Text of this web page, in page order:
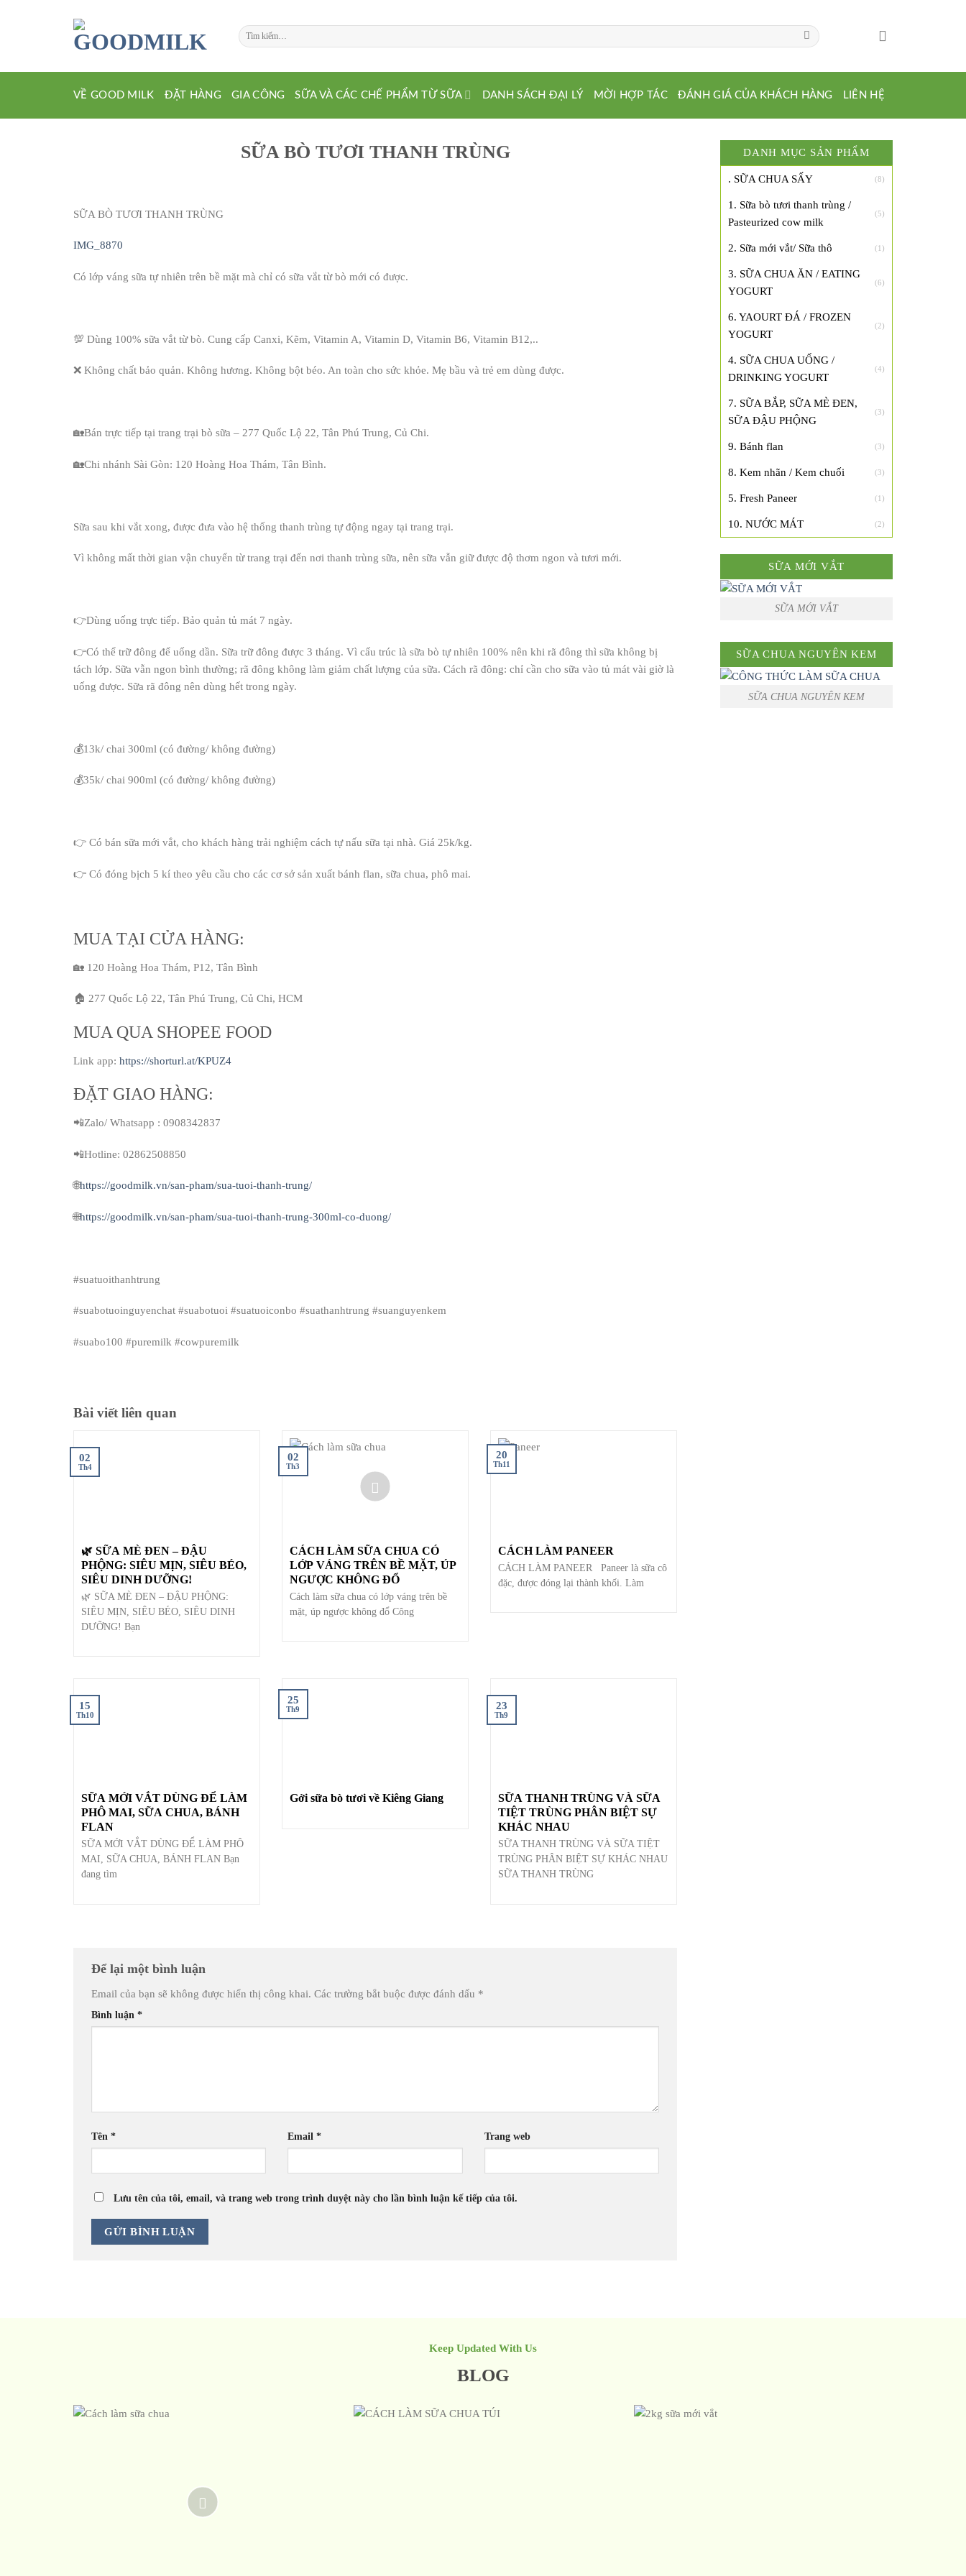
Tìm
kiếm:
VỀ GOOD MILK ĐẶT HÀNG GIA CÔNG SỮA VÀ CÁC CHẾ PHẨM TỪ SỮA DANH SÁCH ĐẠI LÝ MỜI HỢP TÁC ĐÁNH GIÁ CỦA KHÁCH HÀNG LIÊN HỆ
SỮA BÒ TƯƠI THANH TRÙNG
SỮA BÒ TƯƠI THANH TRÙNG
IMG_8870
Có lớp váng sữa tự nhiên trên bề mặt mà chỉ có sữa vắt từ bò mới có được.
💯 Dùng 100% sữa vắt từ bò. Cung cấp Canxi, Kẽm, Vitamin A, Vitamin D, Vitamin B6, Vitamin B12,..
❌ Không chất bảo quản. Không hương. Không bột béo. An toàn cho sức khỏe. Mẹ bầu và trẻ em dùng được.
🏡Bán trực tiếp tại trang trại bò sữa – 277 Quốc Lộ 22, Tân Phú Trung, Củ Chi.
🏡Chi nhánh Sài Gòn: 120 Hoàng Hoa Thám, Tân Bình.
Sữa sau khi vắt xong, được đưa vào hệ thống thanh trùng tự động ngay tại trang trại.
Vì không mất thời gian vận chuyển từ trang trại đến nơi thanh trùng sữa, nên sữa vẫn giữ được độ thơm ngon và tươi mới.
👉Dùng uống trực tiếp. Bảo quản tủ mát 7 ngày.
👉Có thể trữ đông để uống dần. Sữa trữ đông được 3 tháng. Vì cấu trúc là sữa bò tự nhiên 100% nên khi rã đông thì sữa không bị
tách lớp. Sữa vẫn ngon bình thường; rã đông không làm giảm chất lượng của sữa. Cách rã đông: chỉ cần cho sữa vào tủ mát vài giờ là
uống được. Sữa rã đông nên dùng hết trong ngày.
💰13k/ chai 300ml (có đường/ không đường)
💰35k/ chai 900ml (có đường/ không đường)
👉 Có bán sữa mới vắt, cho khách hàng trải nghiệm cách tự nấu sữa tại nhà. Giá 25k/kg.
👉 Có đóng bịch 5 kí theo yêu cầu cho các cơ sở sản xuất bánh flan, sữa chua, phô mai.
MUA TẠI CỬA HÀNG:
🏡 120 Hoàng Hoa Thám, P12, Tân Bình
🏠 277 Quốc Lộ 22, Tân Phú Trung, Củ Chi, HCM
MUA QUA SHOPEE FOOD
Link app: https://shorturl.at/KPUZ4
ĐẶT GIAO HÀNG:
📲Zalo/ Whatsapp : 0908342837
📲Hotline: 02862508850
🌐https://goodmilk.vn/san-pham/sua-tuoi-thanh-trung/
🌐https://goodmilk.vn/san-pham/sua-tuoi-thanh-trung-300ml-co-duong/
#suatuoithanhtrung
#suabotuoinguyenchat #suabotuoi #suatuoiconbo #suathanhtrung #suanguyenkem
#suabo100 #puremilk #cowpuremilk
Bài viết liên quan
🌿 SỮA MÈ ĐEN – ĐẬU
PHỘNG: SIÊU MỊN, SIÊU BÉO,
SIÊU DINH DƯỠNG!
🌿 SỮA MÈ ĐEN – ĐẬU PHỘNG:
SIÊU MỊN, SIÊU BÉO, SIÊU DINH
DƯỠNG! Bạn
02
Th4
CÁCH LÀM SỮA CHUA CÓ
LỚP VÁNG TRÊN BỀ MẶT, ÚP
NGƯỢC KHÔNG ĐỔ
Cách làm sữa chua có lớp váng trên bề
mặt, úp ngược không đổ Công
02
Th3
CÁCH LÀM PANEER
CÁCH LÀM PANEER Paneer là sữa cô
đặc, được đóng lại thành khối. Làm
20
Th11
SỮA MỚI VẮT DÙNG ĐỂ LÀM
PHÔ MAI, SỮA CHUA, BÁNH
FLAN
SỮA MỚI VẮT DÙNG ĐỂ LÀM PHÔ
MAI, SỮA CHUA, BÁNH FLAN Bạn
đang tìm
15
Th10
Gởi sữa bò tươi về Kiêng Giang
25
Th9
SỮA THANH TRÙNG VÀ SỮA
TIỆT TRÙNG PHÂN BIỆT SỰ
KHÁC NHAU
SỮA THANH TRÙNG VÀ SỮA TIỆT
TRÙNG PHÂN BIỆT SỰ KHÁC NHAU
SỮA THANH TRÙNG
23
Th9
Để lại một bình luận
Email của bạn sẽ không được hiển thị công khai. Các trường bắt buộc được đánh dấu *
Bình luận *
Tên * Email* Trang web
Lưu tên của tôi, email, và trang web trong trình duyệt này cho lần bình luận kế tiếp của tôi.
DANH MỤC SẢN PHẨM
. SỮA CHUA SẤY (8)
1. Sữa bò tươi thanh trùng /
Pasteurized cow milk
(5)
2. Sữa mới vắt/ Sữa thô (1)
3. SỮA CHUA ĂN / EATING
YOGURT
(6)
6. YAOURT ĐÁ / FROZEN
YOGURT
(2)
4. SỮA CHUA UỐNG /
DRINKING YOGURT
(4)
7. SỮA BẮP, SỮA MÈ ĐEN,
SỮA ĐẬU PHỘNG
(3)
9. Bánh flan (3)
8. Kem nhãn / Kem chuối (3)
5. Fresh Paneer (1)
10. NƯỚC MÁT (2)
SỮA MỚI VẮT
SỮA MỚI VẮT
SỮA CHUA NGUYÊN KEM
SỮA CHUA NGUYÊN KEM
Keep Updated With Us
BLOG